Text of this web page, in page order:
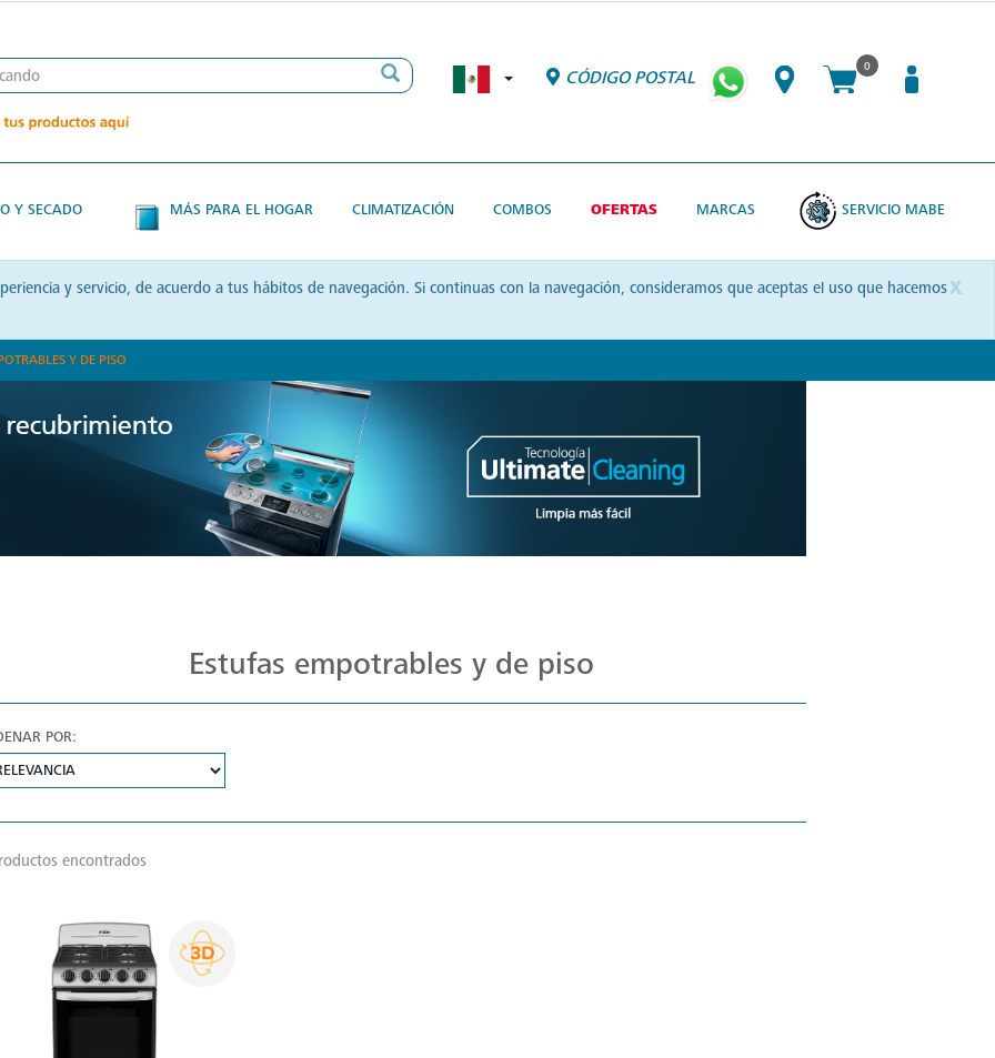
CÓDIGO POSTAL
0
Y SECADO MÁS PARA EL HOGAR CLIMATIZACIÓN COMBOS OFERTAS MARCAS SERVICIO MABE
x
y servicio, de acuerdo a tus hábitos de navegación. Si continuas con la navegación, consideramos que aceptas el uso que hacemos
Y DE PISO
Estufas empotrables y de piso
POR:
encontrados